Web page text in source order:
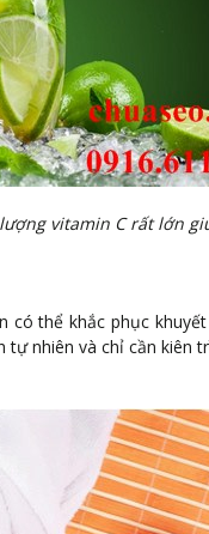
vitamin C rất lớn
có thể khắc phục
nhiên và chỉ cần kiên